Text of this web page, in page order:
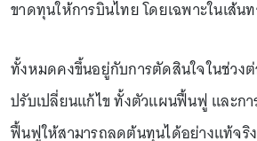
ขาดทุนให้การบินไทย โดยเฉพาะในเส้น
ทั้งหมดคงขึ้นอยู่กับการตัดสินใจในช่วงต่
ปรับเปลี่ยนแก้ไข ทั้งตัวแผนฟื้นฟู และก
ฟื้นฟูให้สามารถลดต้นทุนได้อย่างแท้จริ